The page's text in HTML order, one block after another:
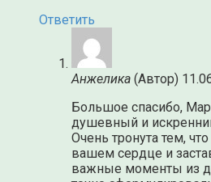
Ответить
Анжелика (Автор)
Большое спасибо,
душевный и
Очень тронута тем,
вашем сердце и
важные моменты из